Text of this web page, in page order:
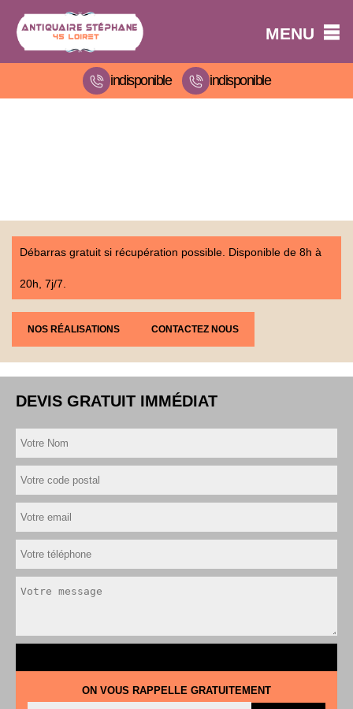
MENU
indisponible indisponible
Débarras gratuit si récupération possible. Disponible de 8h à
20h, 7j/7.
NOS RÉALISATIONS CONTACTEZ NOUS
DEVIS GRATUIT IMMÉDIAT
ON VOUS RAPPELLE GRATUITEMENT